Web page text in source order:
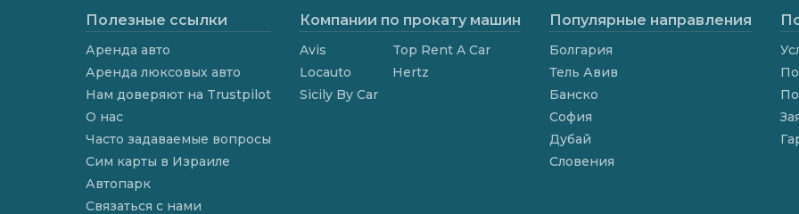
Полезные ссылки
Аренда авто
Аренда люксовых авто
Нам доверяют на Trustpilot
О нас
Часто задаваемые вопросы
Сим карты в Израиле
Автопарк
Связаться с нами
Компании по прокату машин
Avis
Locauto
Sicily By Car
Top Rent A Car
Hertz
Популярные направления
Болгария
Тель Авив
Банско
София
Дубай
Словения